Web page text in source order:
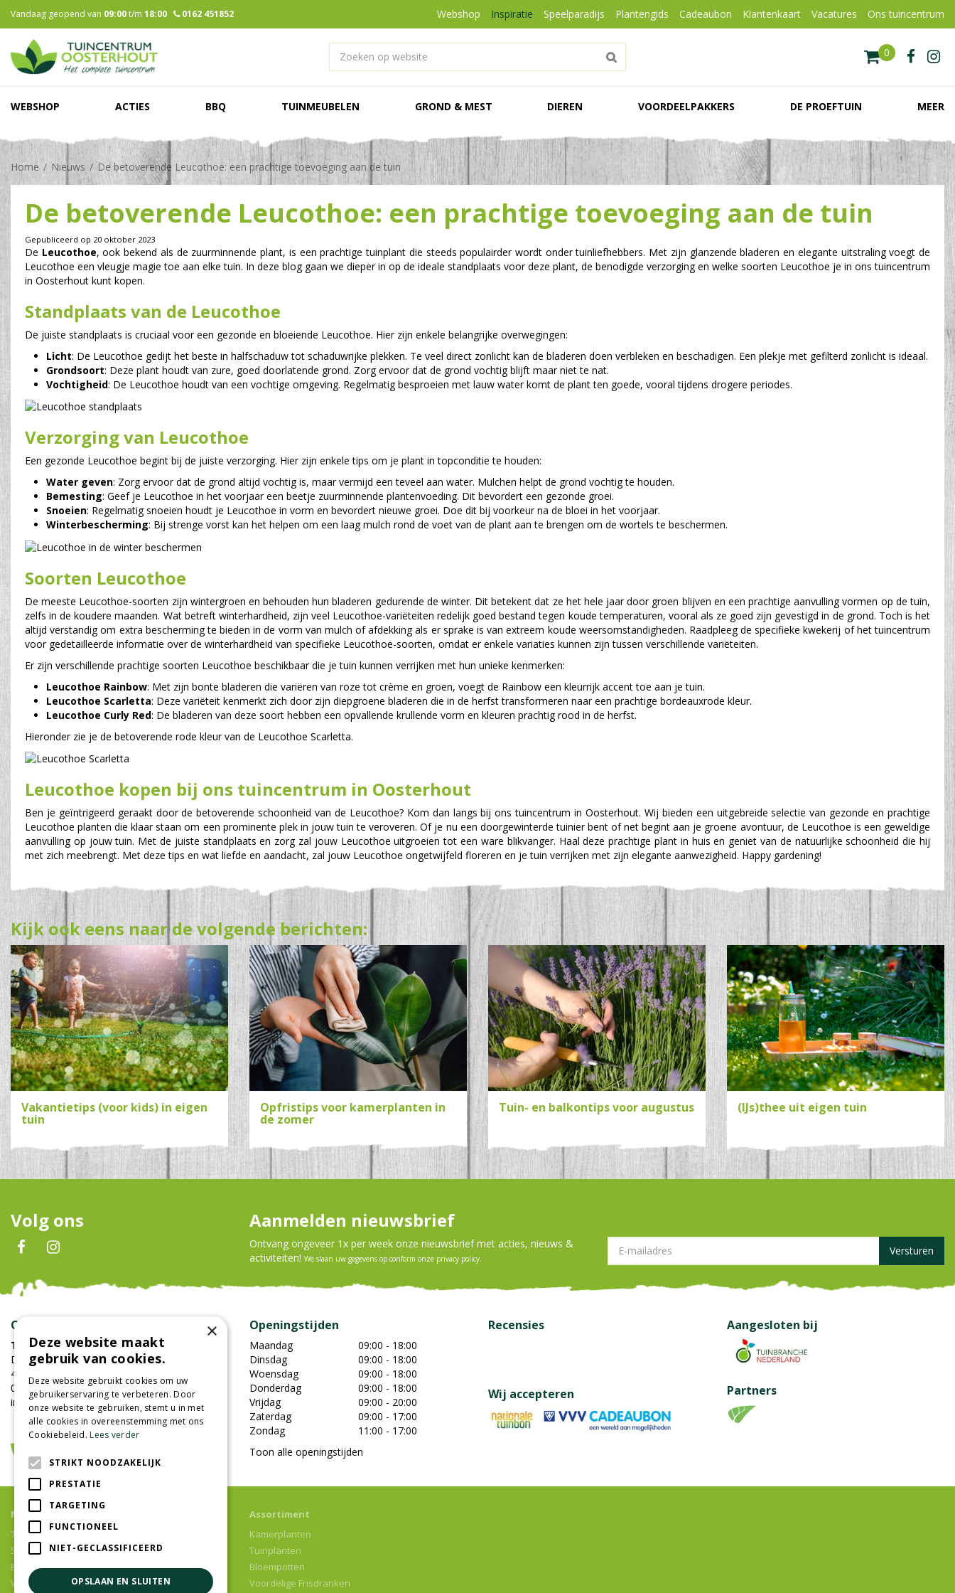
naar
Home Nieuws De betoverende Leucothoe: een prachtige toevoeging aan de tuin
Vandaag geopend van 09:00t/m 18:00 0162 451852 Webshop Inspiratie Speelparadijs Plantengids Cadeaubon Klantenkaart Vacatures Ons tuincentrum
WEBSHOP ACTIES BBQ TUINMEUBELEN GROND & MEST DIEREN VOORDEELPAKKERS DE PROEFTUIN MEER
De betoverende Leucothoe: een prachtige toevoeging aan de tuin
Gepubliceerd op 20 oktober 2023
De Leucothoe, ook bekend als de zuurminnende plant, is een prachtige tuinplant die steeds populairder wordt onder tuinliefhebbers. Met zijn glanzende bladeren en elegante uitstraling voegt de
Leucothoe een vleugje magie toe aan elke tuin. In deze blog gaan we dieper in op de ideale standplaats voor deze plant, de benodigde verzorging en welke soorten Leucothoe je in ons tuincentrum
in Oosterhout kunt kopen.
Standplaats van de Leucothoe
De juiste standplaats is cruciaal voor een gezonde en bloeiende Leucothoe. Hier zijn enkele belangrijke overwegingen:
Licht: De Leucothoe gedijt het beste in halfschaduw tot schaduwrijke plekken. Te veel direct zonlicht kan de bladeren doen verbleken en beschadigen. Een plekje met gefilterd zonlicht is ideaal.
Grondsoort: Deze plant houdt van zure, goed doorlatende grond. Zorg ervoor dat de grond vochtig blijft maar niet te nat.
Vochtigheid: De Leucothoe houdt van een vochtige omgeving. Regelmatig besproeien met lauw water komt de plant ten goede, vooral tijdens drogere periodes.
Verzorging van Leucothoe
Een gezonde Leucothoe begint bij de juiste verzorging. Hier zijn enkele tips om je plant in topconditie te houden:
Water geven: Zorg ervoor dat de grond altijd vochtig is, maar vermijd een teveel aan water. Mulchen helpt de grond vochtig te houden.
Bemesting: Geef je Leucothoe in het voorjaar een beetje zuurminnende plantenvoeding. Dit bevordert een gezonde groei.
Snoeien: Regelmatig snoeien houdt je Leucothoe in vorm en bevordert nieuwe groei. Doe dit bij voorkeur na de bloei in het voorjaar.
Winterbescherming: Bij strenge vorst kan het helpen om een laag mulch rond de voet van de plant aan te brengen om de wortels te beschermen.
Soorten Leucothoe
De meeste Leucothoe-soorten zijn wintergroen en behouden hun bladeren gedurende de winter. Dit betekent dat ze het hele jaar door groen blijven en een prachtige aanvulling vormen op de tuin,
zelfs in de koudere maanden. Wat betreft winterhardheid, zijn veel Leucothoe-variëteiten redelijk goed bestand tegen koude temperaturen, vooral als ze goed zijn gevestigd in de grond. Toch is het
altijd verstandig om extra bescherming te bieden in de vorm van mulch of afdekking als er sprake is van extreem koude weersomstandigheden. Raadpleeg de specifieke kwekerij of het tuincentrum
voor gedetailleerde informatie over de winterhardheid van specifieke Leucothoe-soorten, omdat er enkele variaties kunnen zijn tussen verschillende variëteiten.
Er zijn verschillende prachtige soorten Leucothoe beschikbaar die je tuin kunnen verrijken met hun unieke kenmerken:
Leucothoe Rainbow: Met zijn bonte bladeren die variëren van roze tot crème en groen, voegt de Rainbow een kleurrijk accent toe aan je tuin.
Leucothoe Scarletta: Deze variëteit kenmerkt zich door zijn diepgroene bladeren die in de herfst transformeren naar een prachtige bordeauxrode kleur.
Leucothoe Curly Red: De bladeren van deze soort hebben een opvallende krullende vorm en kleuren prachtig rood in de herfst.
Hieronder zie je de betoverende rode kleur van de Leucothoe Scarletta.
Leucothoe kopen bij ons tuincentrum in Oosterhout
Ben je geïntrigeerd geraakt door de betoverende schoonheid van de Leucothoe? Kom dan langs bij ons tuincentrum in Oosterhout. Wij bieden een uitgebreide selectie van gezonde en prachtige
Leucothoe planten die klaar staan om een prominente plek in jouw tuin te veroveren. Of je nu een doorgewinterde tuinier bent of net begint aan je groene avontuur, de Leucothoe is een geweldige
aanvulling op jouw tuin. Met de juiste standplaats en zorg zal jouw Leucothoe uitgroeien tot een ware blikvanger. Haal deze prachtige plant in huis en geniet van de natuurlijke schoonheid die hij
met zich meebrengt. Met deze tips en wat liefde en aandacht, zal jouw Leucothoe ongetwijfeld floreren en je tuin verrijken met zijn elegante aanwezigheid. Happy gardening!
Kijk ook eens naar de volgende berichten:
Vakantietips (voor kids) in eigen
tuin
Opfristips voor kamerplanten in
de zomer
Tuin- en balkontips voor augustus (IJs)thee uit eigen tuin
Aanmelden nieuwsbrief
Ontvang ongeveer 1x per week onze nieuwsbrief met acties, nieuws &
activiteiten! We slaan uw gegevens op conform onze privacy policy
Volg ons
Contact
Tuincentrum Oosterhout
Damweg 7
4905BS Oosterhout
0162-451852
info@tuincentrumoosterhout.nl
Openingstijden
Maandag
09:00 - 18:00
Dinsdag
09:00 - 18:00
Woensdag
09:00 - 18:00
Donderdag
09:00 - 18:00
Vrijdag
09:00 - 20:00
Zaterdag
09:00 - 17:00
Zondag
11:00 - 17:00
Toon alle openingstijden
Recensies Aangesloten bij
Partners
Wij accepteren
Meer informatie
Tuincentrum
Speelparadijs
Bloemenwinkel
Woonwinkel
Assortiment
Kamerplanten
Tuinplanten
Bloempotten
Voordelige Frisdranken
×
Deze website maakt
gebruik van cookies.
Deze website gebruikt cookies om uw
gebruikerservaring te verbeteren. Door
onze website te gebruiken, stemt u in met
alle cookies in overeenstemming met ons
Cookiebeleid.Lees verder
STRIKT NOODZAKELIJK
PRESTATIE
TARGETING
FUNCTIONEEL
NIET-GECLASSIFICEERD
OPSLAAN EN SLUITEN